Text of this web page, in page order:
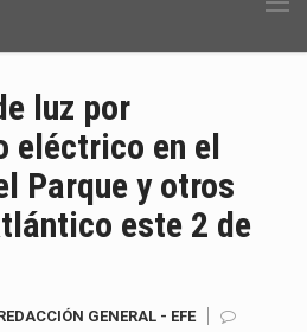
luz por
eléctrico en el
Parque y otros
este 2 de
GENERAL - EFE